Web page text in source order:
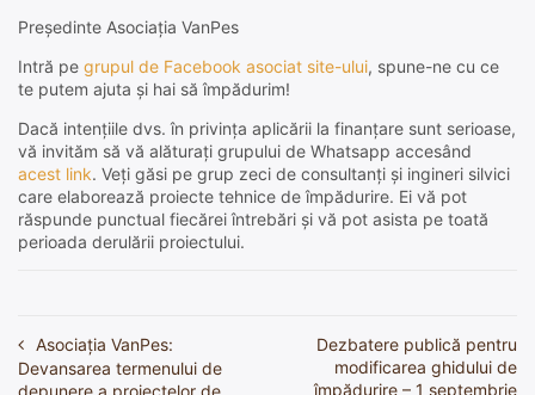
Președinte Asociația VanPes
Intră pe grupul de Facebook asociat site-ului, spune-ne cu ce
te putem ajuta și hai să împădurim!
Dacă intențiile dvs. în privința aplicării la finanțare sunt serioase,
vă invităm să vă alăturați grupului de Whatsapp accesând
acest link. Veți găsi pe grup zeci de consultanți și ingineri silvici
care elaborează proiecte tehnice de împădurire. Ei vă pot
răspunde punctual fiecărei întrebări și vă pot asista pe toată
perioada derulării proiectului.
Navigare
Asociația VanPes:
Devansarea termenului de
Dezbatere publică pentru
modificarea ghidului de
împădurire – 1 septembrie